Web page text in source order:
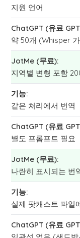
지원 언어
약 50개 (Whisper
지역별 변형 포함
같은 처리에서 번역
별도 프롬프트 필요
나란히 표시되는 번
실제 팟캐스트 파일